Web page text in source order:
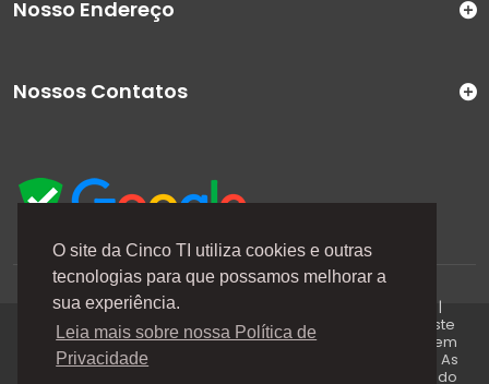
O site da Cinco TI utiliza cookies e outras
tecnologias para que possamos melhorar a
sua experiência.
Leia mais sobre nossa Política de
Privacidade
A Cinco TI (5TI) é uma marca registrada de CINCO TI
COMERCIO E SERVICOS LTDA | CNPJ: 08.307.867/0001-04 |
Todos os direitos reservados. Os preços anunciados neste
site ou via e-mails promocionais podem ser alterados sem
prévio aviso. A 5TI não é responsável por erros descritos. As
fotos contidas nessa página são meramente ilustrativas do
Nosso Endereço
Nossos Contatos